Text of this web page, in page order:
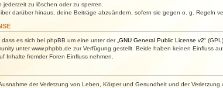
zu löschen oder zu sperren.
darüber hinaus, deine Beiträge abzuändern, sofern sie gegen o. g. Regeln
es sich bei phpBB um eine unter der „ GNU General Public License v2“
unter www.phpbb.de zur Verfügung gestellt. Beide haben keinen Einfluss
Inhalte fremder Foren Einfluss nehmen.
der Verletzung von Leben, Körper und Gesundheit und der